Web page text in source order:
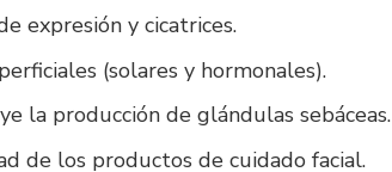
expresión y cicatrices.
(solares y hormonales).
la producción de glándulas sebáceas.
de los productos de cuidado facial.